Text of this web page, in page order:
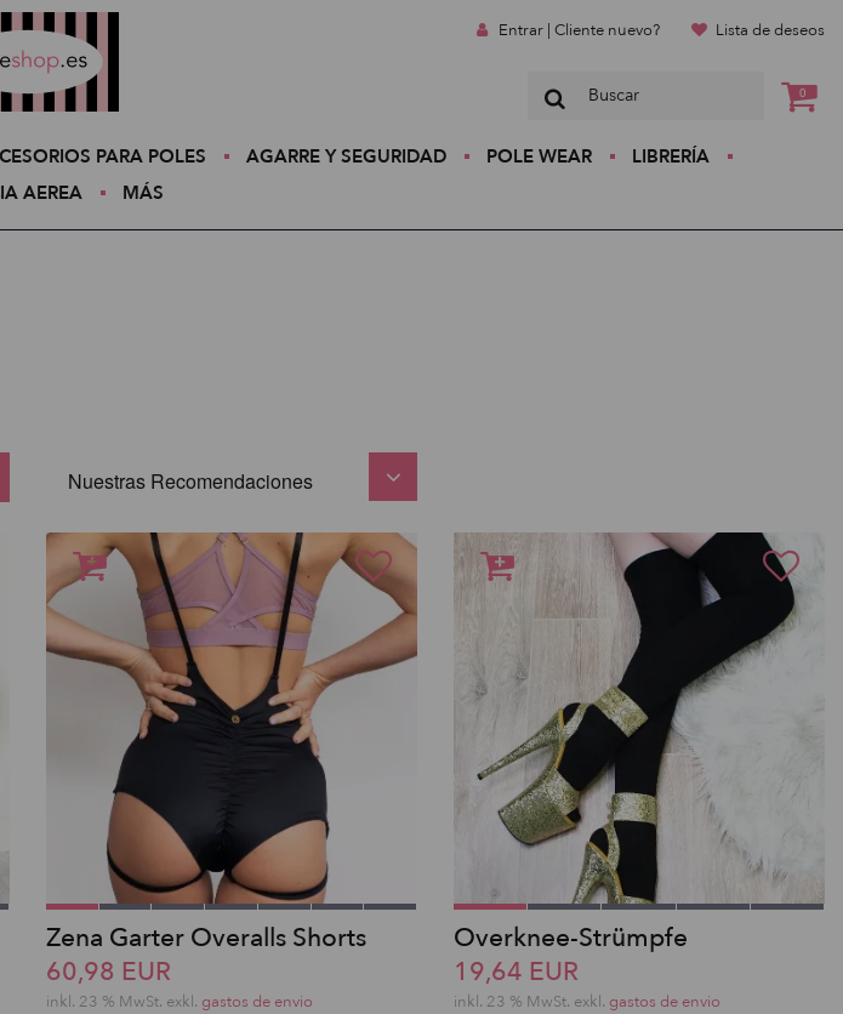
Entrar | Cliente nuevo? Lista de deseos
0
PARA POLES AGARRE Y SEGURIDAD POLE WEAR
LIBRERÍA
AEREA
MÁS
Zena Garter Overalls Shorts
60,98 EUR
inkl. 23 % MwSt. exkl. gastos de envio
Overknee-Strümpfe
19,64 EUR
inkl. 23 % MwSt. exkl. gastos de envio